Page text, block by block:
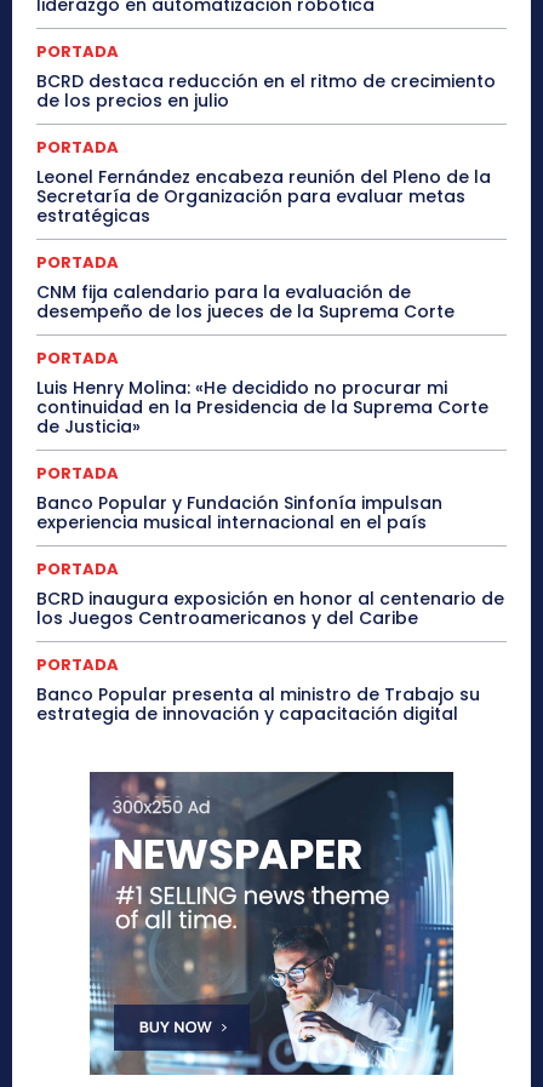
liderazgo en automatización robótica
PORTADA
BCRD destaca reducción en el ritmo de crecimiento
de los precios en julio
PORTADA
Leonel Fernández encabeza reunión del Pleno de la
Secretaría de Organización para evaluar metas
estratégicas
PORTADA
CNM fija calendario para la evaluación de
desempeño de los jueces de la Suprema Corte
PORTADA
Luis Henry Molina: «He decidido no procurar mi
continuidad en la Presidencia de la Suprema Corte
de Justicia»
PORTADA
Banco Popular y Fundación Sinfonía impulsan
experiencia musical internacional en el país
PORTADA
BCRD inaugura exposición en honor al centenario de
los Juegos Centroamericanos y del Caribe
PORTADA
Banco Popular presenta al ministro de Trabajo su
estrategia de innovación y capacitación digital